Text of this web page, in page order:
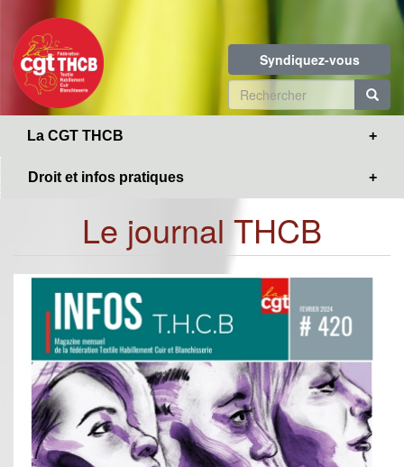
contenu
principal
Syndiquez-vous
Formulaire
de
La CGT THCB
Droit et infos pratiques
Le journal THCB